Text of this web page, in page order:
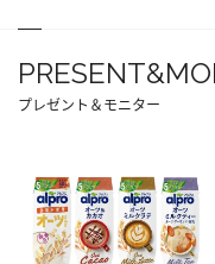
プレゼント＆モニター